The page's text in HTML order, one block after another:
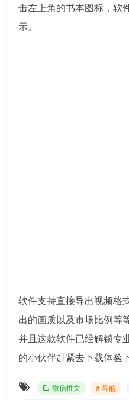
击左上角的书本图标，软
示。
软件支持直接导出视频格
出的画质以及市场比例等
并且这款软件已经解锁专
的小伙伴赶紧去下载体验
微信推文 # 导航